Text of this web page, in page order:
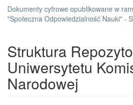
Dokumenty cyfrowe opublikowane w
"Społeczna Odpowiedzialność Nauki" -
Struktura
Uniwersytetu
Narodowej